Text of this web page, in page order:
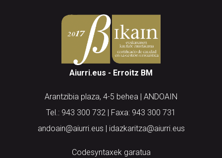
Aiurri.eus - Erroitz BM
Arantzibia plaza, 4-5 behea | ANDOAIN
Tel.: 943 300 732 | Faxa: 943 300 731
andoain@aiurri.eus | idazkaritza@aiurri.eus
Codesyntaxek garatua